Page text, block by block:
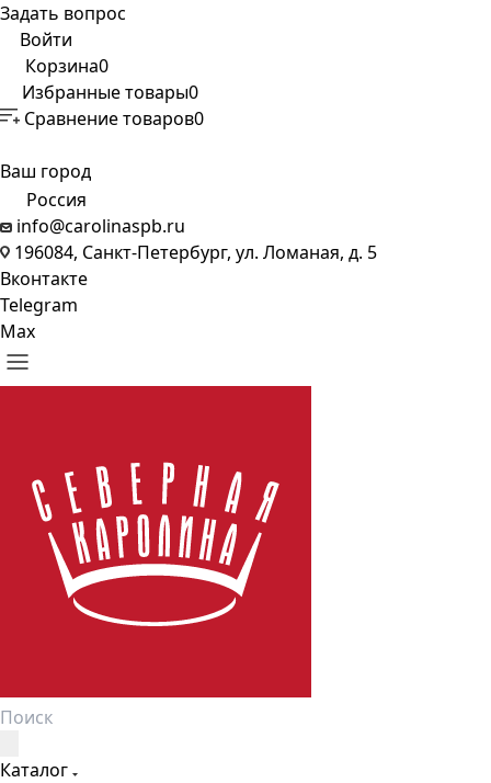
Задать вопрос
Войти
Корзина0
Избранные товары0
Сравнение товаров0
Ваш город
Россия
info@carolinaspb.ru
196084, Санкт-Петербург, ул. Ломаная, д. 5
Вконтакте
Telegram
Max
Каталог